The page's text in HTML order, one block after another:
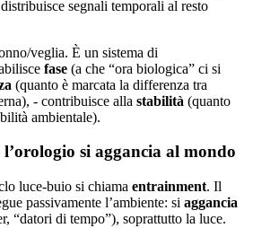
segnali temporali al resto
veglia. È un sistema di
fase (a che “ora biologica” ci si
(quanto è marcata la differenza tra
- contribuisce alla stabilità (quanto
ambientale).
si aggancia al mondo
luce-buio si chiama entrainment. Il
passivamente l’ambiente: si aggancia
“datori di tempo”), soprattutto la luce.